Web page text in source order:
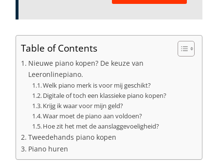
Table of Contents
Nieuwe piano kopen? De keuze van
Leeronlinepiano.
Welk piano merk is voor mij geschikt?
Digitale of toch een klassieke piano kopen?
Krijg ik waar voor mijn geld?
Waar moet de piano aan voldoen?
Hoe zit het met de aanslaggevoeligheid?
Tweedehands piano kopen
Piano huren